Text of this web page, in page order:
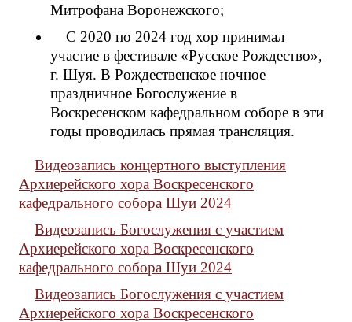
Митрофана Воронежского;
С 2020 по 2024 год хор принимал
участие в фестивале «Русское Рождество»,
г. Шуя. В Рождественское ночное
праздничное Богослужение в
Воскресенском кафедральном соборе в эти
годы проводилась прямая трансляция.
Видеозапись концертного выступления
Архиерейского хора Воскресенского
кафедрального собора Шуи 2024
Видеозапись Богослужения с участием
Архиерейского хора Воскресенского
кафедрального собора Шуи 2024
Видеозапись Богослужения с участием
Архиерейского хора Воскресенского